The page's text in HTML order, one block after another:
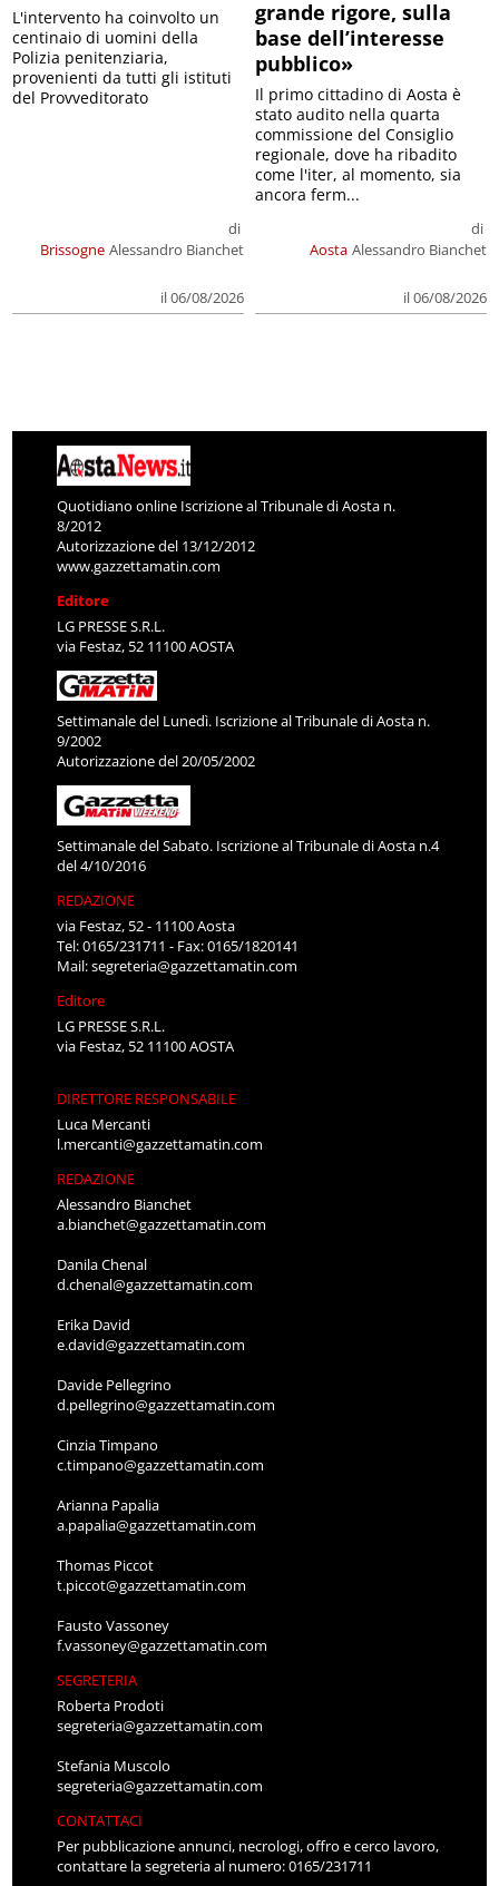
Brissogne
di
Alessandro Bianchet
il 06/08/2026
L'intervento ha coinvolto un
centinaio di uomini della
Polizia penitenziaria,
provenienti da tutti gli istituti
del Provveditorato
grande rigore, sulla
base dell’interesse
pubblico»
Aosta
di
Alessandro Bianchet
il 06/08/2026
Il primo cittadino di Aosta è
stato audito nella quarta
commissione del Consiglio
regionale, dove ha ribadito
come l'iter, al momento, sia
ancora ferm...
Quotidiano online Iscrizione al Tribunale di Aosta n.
8/2012
Autorizzazione del 13/12/2012
www.gazzettamatin.com
Editore
LG PRESSE S.R.L.
via Festaz, 52 11100 AOSTA
Settimanale del Lunedì. Iscrizione al Tribunale di Aosta n.
9/2002
Autorizzazione del 20/05/2002
Settimanale del Sabato. Iscrizione al Tribunale di Aosta n.4
del 4/10/2016
REDAZIONE
via Festaz, 52 - 11100 Aosta
Tel: 0165/231711 - Fax: 0165/1820141
Mail:segreteria@gazzettamatin.com
Editore
LG PRESSE S.R.L.
via Festaz, 52 11100 AOSTA
DIRETTORE RESPONSABILE
Luca Mercanti
l.mercanti@gazzettamatin.com
REDAZIONE
Alessandro Bianchet
a.bianchet@gazzettamatin.com
Danila Chenal
d.chenal@gazzettamatin.com
Erika David
e.david@gazzettamatin.com
Davide Pellegrino
d.pellegrino@gazzettamatin.com
Cinzia Timpano
c.timpano@gazzettamatin.com
Arianna Papalia
a.papalia@gazzettamatin.com
Thomas Piccot
t.piccot@gazzettamatin.com
Fausto Vassoney
f.vassoney@gazzettamatin.com
SEGRETERIA
Roberta Prodoti
segreteria@gazzettamatin.com
Stefania Muscolo
segreteria@gazzettamatin.com
CONTATTACI
Per pubblicazione annunci, necrologi, offro e cerco lavoro,
contattare la segreteria al numero: 0165/231711